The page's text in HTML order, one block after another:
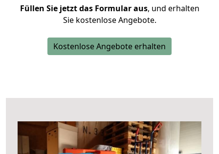
Füllen Sie jetzt das Formular aus, und erhalten
Sie kostenlose Angebote.
Kostenlose Angebote erhalten